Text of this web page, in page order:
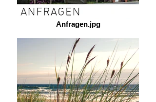
Anfragen.jpg